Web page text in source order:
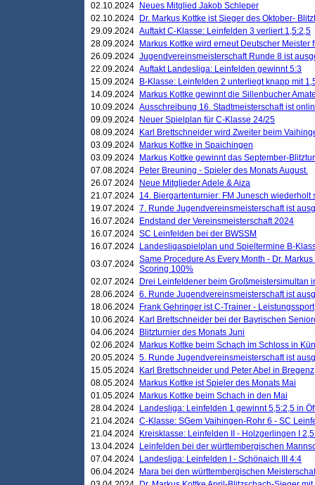
02.10.2024
Neues Mitglied Jakob Schleper
02.10.2024
Dr. Markus Kottke ist Sieger des Oktober-
29.09.2024 Auftakt C-Klasse: Leinfelden 3 verliert 1,5:2,5
28.09.2024
Markus Kottke wird erneut Deutscher Meister
26.09.2024 Jugendvereinsmeisterschaft Runde 8 ist
22.09.2024 Auftakt Landesliga: Leinfelden gewinnt 5:3
15.09.2024
B-Klasse: Leinfelden 2 unterliegt knapp mit
14.09.2024
Markus Kottke gewinnt die Sillenbucher
10.09.2024 Ausschreibung 16. Stadtmeisterschaft ist
09.09.2024
Neuer Spielplan für C-Klasse 24/25
08.09.2024
Karl Brettschneider wird Zweiter beim
03.09.2024
Markus Kottke in Spaichingen
03.09.2024
Markus Kottke gewinnt das September-
07.08.2024
Peter Breuning - Spieler des Monats August.
26.07.2024
Neue Mitglieder Adele & Aiza
21.07.2024 14. Biergartenturnier: FM Junesch wiederholt
19.07.2024 7. Runde Jugendvereinsmeisterschaft ist
16.07.2024
Endstand der Vereinsmeisterschaft 2024
16.07.2024 SC Leinfelden bei der BWSSM
16.07.2024
Landesligaspielplan und Spieltermine B-
03.07.2024 Same Procedure As Every Month - Dr.
Scoring 100%
02.07.2024
Drei Leinfeldener beim Großmeistersimultan
28.06.2024 6. Runde Jugendvereinsmeisterschaft ist
18.06.2024
Frank Gehringer ist C-Trainer - Leistungssport
10.06.2024
Karl Brettschneider bei der Bayrischen
04.06.2024
Blitzturnier des Monats Juni
02.06.2024
Markus Kottke beim Schach im Schloss in
20.05.2024 5. Runde Jugendvereinsmeisterschaft ist
15.05.2024
Karl Brettschneider und Peter Abel in Bregenz
08.05.2024
Markus Kottke ist Spieler des Monats Mai
01.05.2024
Markus Kottke beim Schach in den Mai
28.04.2024
Landesliga: Leinfelden 1 gewinnt 5,5:2,5 in
21.04.2024 C-Klasse: SGem Vaihingen-Rohr 6 - SC
21.04.2024
Kreisklasse: Leinfelden II - Holzgerlingen I
13.04.2024
Leinfelden bei der württembergischen
07.04.2024
Landesliga: Leinfelden I - Schönaich III 4:4
06.04.2024
Mara bei den württembergischen